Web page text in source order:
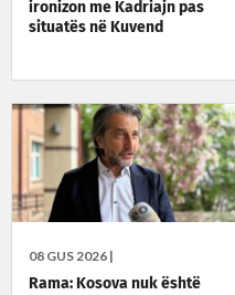
ironizon me Kadriajn pas
situatës në Kuvend
08 GUS 2026 |
Rama: Kosova nuk është